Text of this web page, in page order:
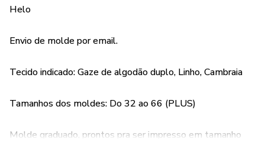
Helo
Envio de molde por email.
Tecido indicado: Gaze de algodão duplo, Linho, Cambraia
Tamanhos dos moldes: Do 32 ao 66 (PLUS)
Molde graduado, prontos pra ser impresso em tamanho